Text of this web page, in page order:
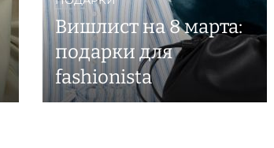
Вишлист на 8 марта:
подарки для
fashionista